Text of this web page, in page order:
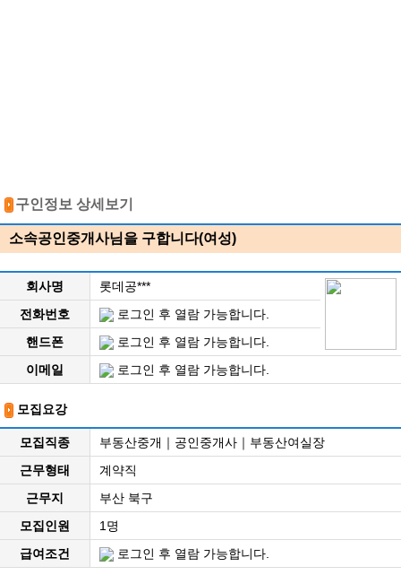
구인정보 상세보기
소속공인중개사님을 구합니다(여성)
회사명
롯데공***
전화번호
로그인 후 열람 가능합니다.
핸드폰
로그인 후 열람 가능합니다.
이메일
로그인 후 열람 가능합니다.
모집요강
모집직종
부동산중개｜공인중개사｜부동산여실장
근무형태
계약직
근무지
부산 북구
모집인원
1명
급여조건
로그인 후 열람 가능합니다.